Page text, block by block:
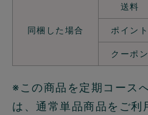
同梱した場合
送料
ポイント
クーポン
※この商品を定期コース
は、通常単品商品をご利